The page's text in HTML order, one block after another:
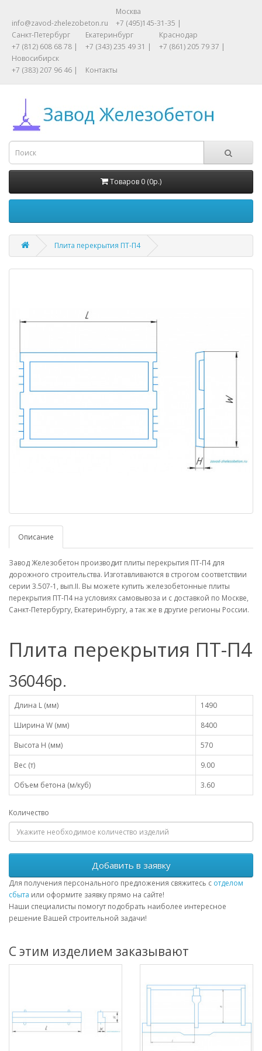
info@zavod-zhelezobeton.ru
Москва
+7 (495)145-31-35 |
Санкт-Петербург
+7 (812) 608 68 78 |
Екатеринбург
+7 (343) 235 49 31 |
Краснодар
+7 (861) 205 79 37 |
Новосибирск
+7 (383) 207 96 46 |
Контакты
Товаров 0 (0р.)
Плита перекрытия ПТ-П4
Описание
Завод Железобетон производит плиты перекрытия ПТ-П4 для
дорожного строительства. Изготавливаются в строгом соответствии
серии 3.507-1, вып.II. Вы можете купить железобетонные плиты
перекрытия ПТ-П4 на условиях самовывоза и с доставкой по Москве,
Санкт-Петербургу, Екатеринбургу, а так же в другие регионы России.
Плита перекрытия ПТ-П4
36046р.
Длина L (мм)
1490
Ширина W (мм)
8400
Высота H (мм)
570
Вес (т)
9.00
Объем бетона (м/куб)
3.60
Количество
Добавить в заявку
Для получения персонального предложения свяжитесь с отделом
сбыта или оформите заявку прямо на сайте!
Наши специалисты помогут подобрать наиболее интересное
решение Вашей строительной задачи!
С этим изделием заказывают